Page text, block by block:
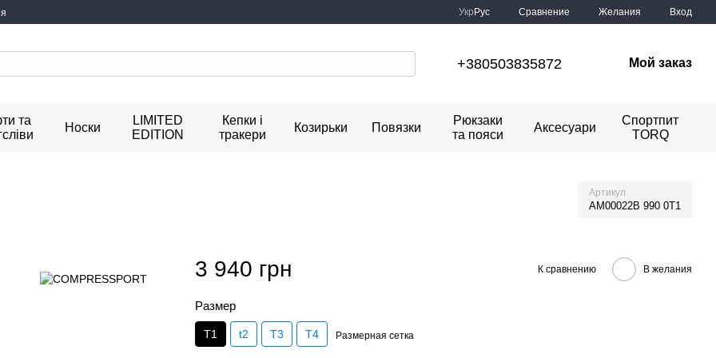
Укр Рус Сравнение Желания Вход
+380503835872 Мой заказ
та
Носки
LIMITED
EDITION
Кепки і
тракери
Козирьки Повязки
Рюкзаки
та пояси
Аксесуари
Спортпит
TORQ
Артикул
AM00022B 990 0T1
3 940 грн К сравнению В желания
Размер
T1 t2 T3 T4 Размерная сетка